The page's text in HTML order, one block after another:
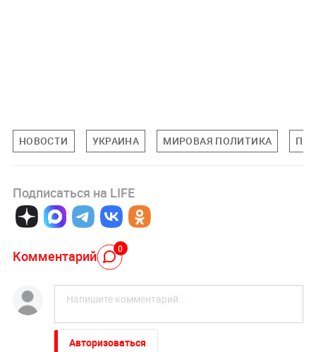
НОВОСТИ УКРАИНА МИРОВАЯ ПОЛИТИКА
Подписаться на LIFE
Комментарий 0
Авторизоваться